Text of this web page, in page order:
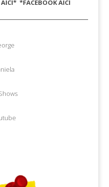
AICI* *FACEBOOKAICI